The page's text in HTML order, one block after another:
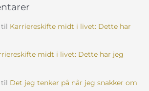
til Karriereskifte midt i livet: Dette har
midt i livet: Dette har jeg
til Det jeg tenker på når jeg snakker om